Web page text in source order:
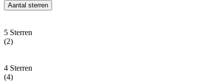
Aantal sterren
5 Sterren
(2)
4 Sterren
(4)